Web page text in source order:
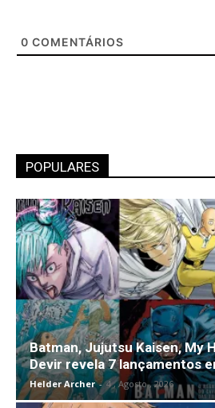
0 COMENTÁRIOS
POPULARES
Batman, Jujutsu Kaisen, My
Devir revela 7 lançamentos
Helder Archer - 4 , Agosto , 2026